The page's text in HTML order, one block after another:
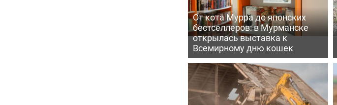
От кота Мурра до японских
бестселлеров: в Мурманске
открылась выставка к
Всемирному дню кошек